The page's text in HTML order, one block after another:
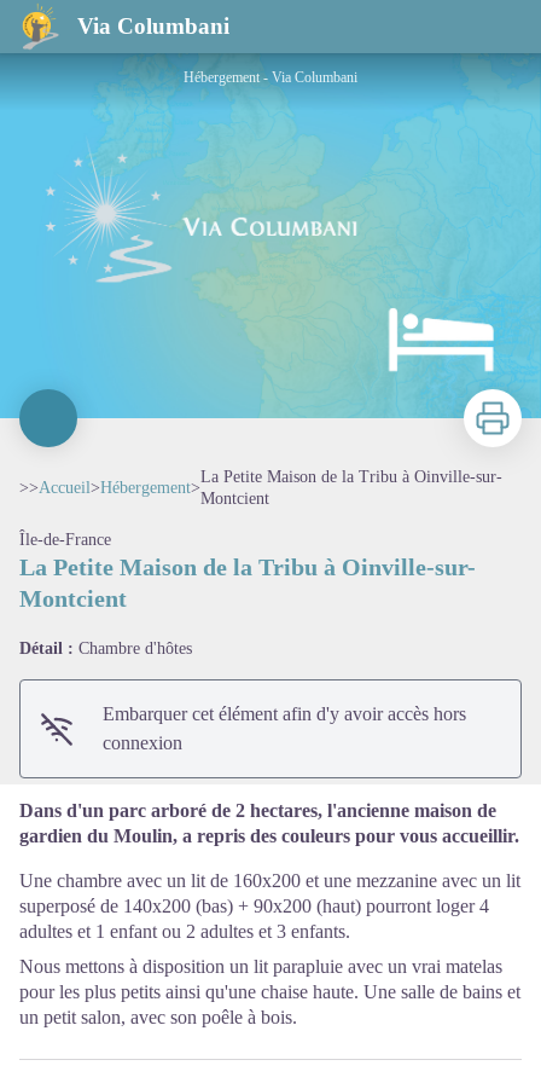
Via Columbani
La Petite Maison de la Tribu à Oinville-sur-Montcient
Hébergement - Via Columbani
Imprimer
>>Accueil>Hébergement>
La Petite Maison de la Tribu à Oinville-sur-
Montcient
Île-de-France
La Petite Maison de la Tribu à Oinville-sur-
Montcient
Détail : Chambre d'hôtes
Embarquer cet élément afin d'y avoir accès hors
connexion
Dans d'un parc arboré de 2 hectares, l'ancienne maison de
gardien du Moulin, a repris des couleurs pour vous accueillir.
Une chambre avec un lit de 160x200 et une mezzanine avec un lit
superposé de 140x200 (bas) + 90x200 (haut) pourront loger 4
adultes et 1 enfant ou 2 adultes et 3 enfants.
Nous mettons à disposition un lit parapluie avec un vrai matelas
pour les plus petits ainsi qu'une chaise haute. Une salle de bains et
un petit salon, avec son poêle à bois.